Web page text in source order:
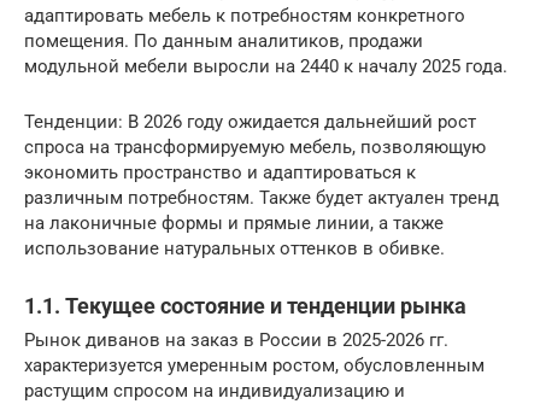
адаптировать мебель к потребностям конкретного
помещения. По данным аналитиков, продажи
модульной мебели выросли на 2440 к началу 2025 года.
Тенденции: В 2026 году ожидается дальнейший рост
спроса на трансформируемую мебель, позволяющую
экономить пространство и адаптироваться к
различным потребностям. Также будет актуален тренд
на лаконичные формы и прямые линии, а также
использование натуральных оттенков в обивке.
1.1. Текущее состояние и тенденции рынка
Рынок диванов на заказ в России в 2025-2026 гг.
характеризуется умеренным ростом, обусловленным
растущим спросом на индивидуализацию и